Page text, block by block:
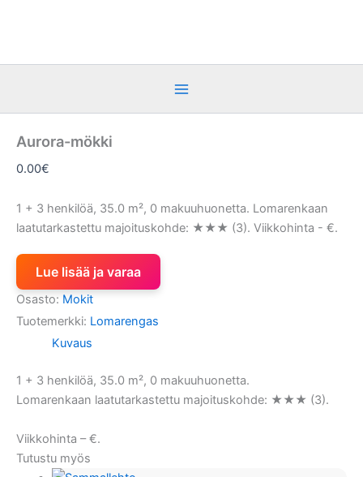
Aurora-mökki
0.00€
1 + 3 henkilöä, 35.0 m², 0 makuuhuonetta. Lomarenkaan
laatutarkastettu majoituskohde: ★★★ (3). Viikkohinta - €.
Lue lisää ja varaa
Osasto: Mokit
Tuotemerkki: Lomarengas
Kuvaus
1 + 3 henkilöä, 35.0 m², 0 makuuhuonetta.
Lomarenkaan laatutarkastettu majoituskohde: ★★★ (3).
Viikkohinta – €.
Tutustu myös